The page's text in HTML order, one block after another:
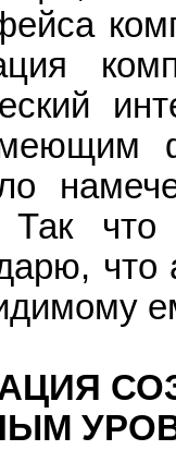
Так что